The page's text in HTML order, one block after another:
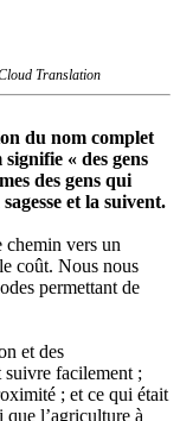
Translation
du nom complet
« des gens
des gens qui
et la suivent.
chemin vers un
coût. Nous nous
permettant de
et des
suivre facilement ;
; et ce qui était
l’agriculture à